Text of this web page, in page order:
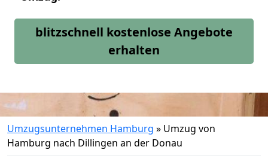
blitzschnell kostenlose Angebote
erhalten
Umzugsunternehmen Hamburg » Umzug von
Hamburg nach Dillingen an der Donau